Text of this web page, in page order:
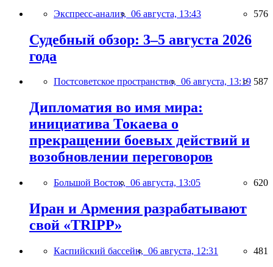
Экспресс-анализ, 06 августа, 13:43 576
Судебный обзор: 3–5 августа 2026
года
Постсоветское пространство, 06 августа, 13:19 587
Дипломатия во имя мира:
инициатива Токаева о
прекращении боевых действий и
возобновлении переговоров
Большой Восток, 06 августа, 13:05 620
Иран и Армения разрабатывают
свой «TRIPP»
Каспийский бассейн, 06 августа, 12:31 481